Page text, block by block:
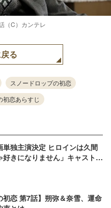
（C）カンテレ
る
スノードロップの初恋
初恋あらすじ
独主演決定 ヒロインは久間
好きになりません」キャスト＆
初恋 第7話】朔弥＆奈雪、運命